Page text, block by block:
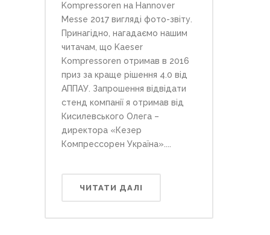
Kompressoren на Hannover
Messe 2017 вигляді фото-звіту.
Принагідно, нагадаємо нашим
читачам, що Kaeser
Kompressoren отримав в 2016
приз за краще рішення 4.0 від
АППАУ. Запрошення відвідати
стенд компанії я отримав від
Кисилевського Олега –
директора «Кезер
Компрессорен Україна»....
ЧИТАТИ ДАЛІ